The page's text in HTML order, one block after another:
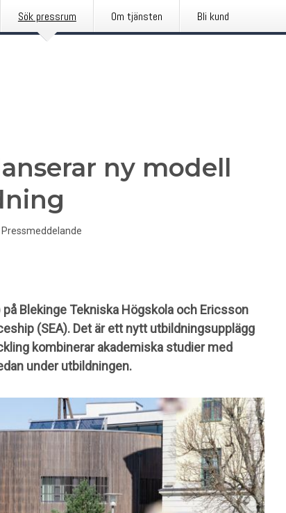
Sök pressrum Om tjänsten Bli kund
ny modell
Pressmeddelande
Blekinge Tekniska Högskola och Ericsson
(SEA). Det är ett nytt utbildningsupplägg
kombinerar akademiska studier med
under utbildningen.